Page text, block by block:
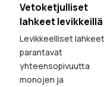
Vetoketjulliset
lahkeet levikkeillä
Levikkeelliset lahkeet
parantavat
yhteensopivuutta
monojen ja